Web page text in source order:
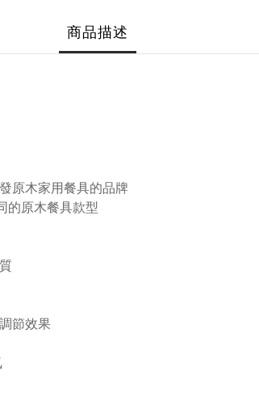
商品描述
原木家用餐具的品牌
的原木餐具款型
節效果